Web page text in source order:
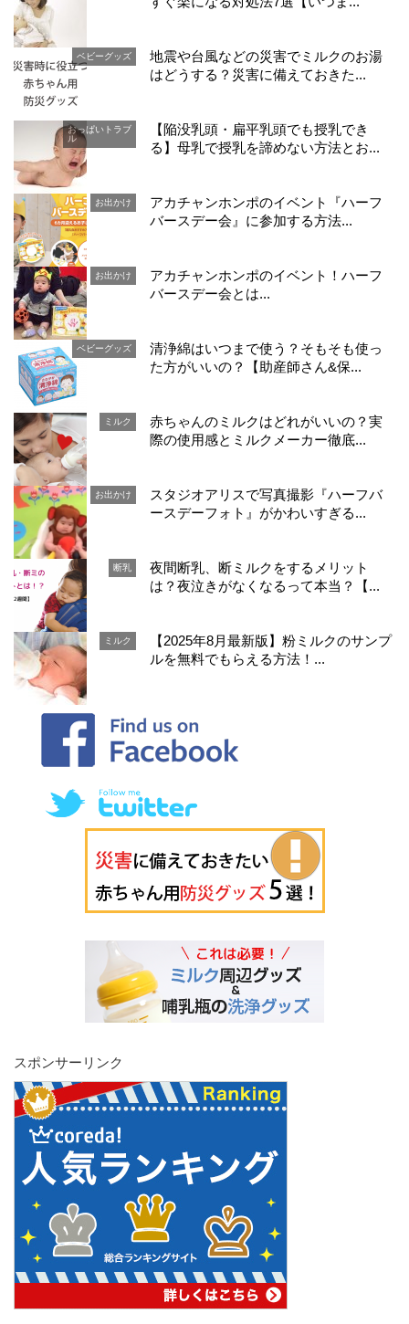
ベビーグッズ
地震や台風などの災害でミルクのお湯
はどうする？災害に備えておきた...
おっぱいトラブ
ル
【陥没乳頭・扁平乳頭でも授乳でき
る】母乳で授乳を諦めない方法とお...
お出かけ
アカチャンホンポのイベント『ハーフ
バースデー会』に参加する方法...
お出かけ
アカチャンホンポのイベント！ハーフ
バースデー会とは...
ベビーグッズ
清浄綿はいつまで使う？そもそも使っ
た方がいいの？【助産師さん&保...
ミルク
赤ちゃんのミルクはどれがいいの？実
際の使用感とミルクメーカー徹底...
お出かけ
スタジオアリスで写真撮影『ハーフバ
ースデーフォト』がかわいすぎる...
断乳
夜間断乳、断ミルクをするメリット
は？夜泣きがなくなるって本当？【...
ミルク
【2025年8月最新版】粉ミルクのサンプ
ルを無料でもらえる方法！...
スポンサーリンク